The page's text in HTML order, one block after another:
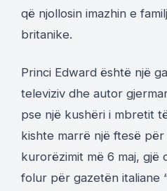
që njollosin imazhin e
britanike.
Princi Edward është një
televiziv dhe autor
pse një kushëri i mbretit
kishte marrë një ftesë
kurorëzimit më 6 maj, gjë
folur për gazetën italiane